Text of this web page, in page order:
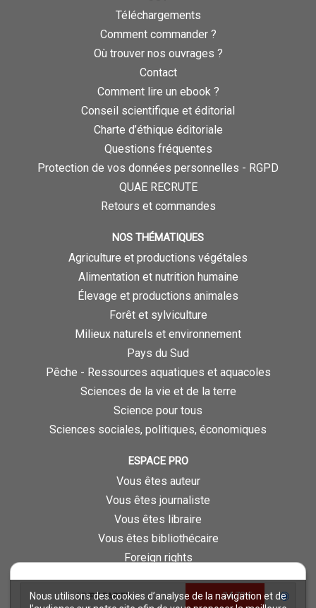
Nous utilisons des cookies d’analyse de la navigation et de
LIVRE PAPIER 24,70 €
Téléchargements
Comment commander ?
Où trouver nos ouvrages ?
Contact
Comment lire un ebook ?
Conseil scientifique et éditorial
Charte d’éthique éditoriale
Questions fréquentes
Protection de vos données personnelles - RGPD
QUAE RECRUTE
Retours et commandes
NOS THÉMATIQUES
Agriculture et productions végétales
Alimentation et nutrition humaine
Élevage et productions animales
Forêt et sylviculture
Milieux naturels et environnement
Pays du Sud
Pêche - Ressources aquatiques et aquacoles
Sciences de la vie et de la terre
Science pour tous
Sciences sociales, politiques, économiques
ESPACE PRO
Vous êtes auteur
Vous êtes journaliste
Vous êtes libraire
Vous êtes bibliothécaire
Foreign rights
Procédure d'évaluation
NOTRE SITE